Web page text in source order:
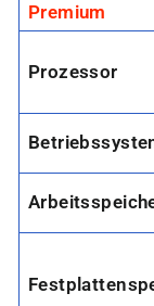
Premium
Prozessor